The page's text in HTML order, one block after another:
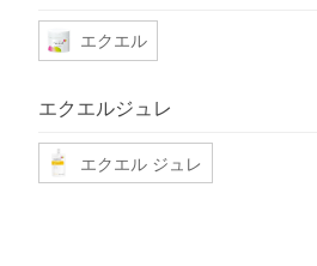
エクエル
エクエルジュレ
エクエル ジュレ